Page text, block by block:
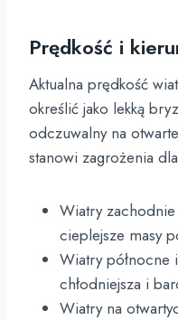
Prędkość i
Aktualna prędkość
określić jako lekką
odczuwalny na
stanowi zagrożenia
Wiatry
cieplejsze masy
Wiatry północne
chłodniejsza i
Wiatry na